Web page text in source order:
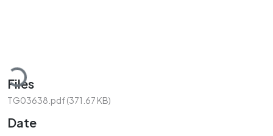
Loading...
Files
TG03638.pdf(371.67 KB)
Date